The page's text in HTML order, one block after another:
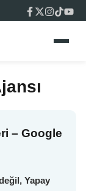
– Google
Yapay